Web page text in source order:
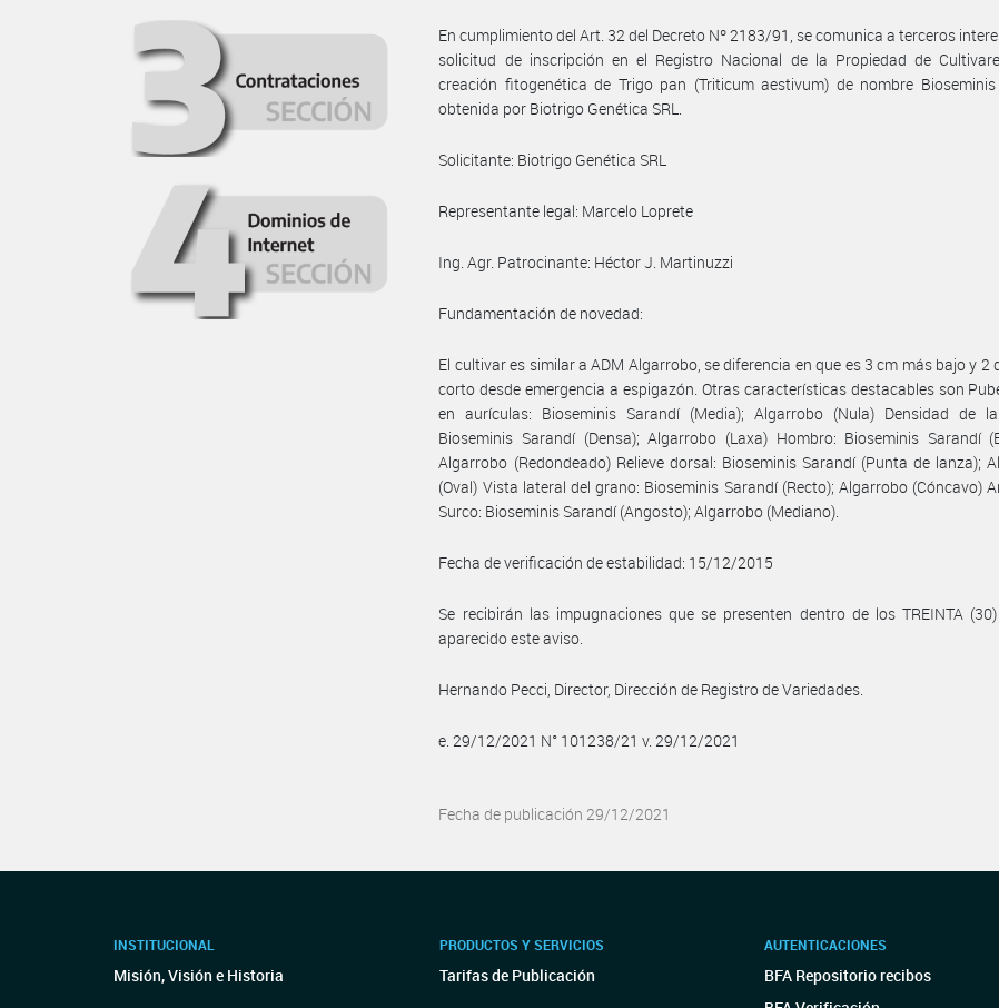
En cumplimiento del Art. 32 del Decreto Nº 2183/91, se comunica a terceros
solicitud de inscripción en el Registro Nacional de la Propiedad de
creación fitogenética de Trigo pan (Triticum aestivum) de nombre
obtenida por Biotrigo Genética SRL.
Solicitante: Biotrigo Genética SRL
Representante legal: Marcelo Loprete
Ing. Agr. Patrocinante: Héctor J. Martinuzzi
Fundamentación de novedad:
El cultivar es similar a ADM Algarrobo, se diferencia en que es 3 cm más bajo y 2
corto desde emergencia a espigazón. Otras características destacables son
en aurículas: Bioseminis Sarandí (Media); Algarrobo (Nula) Densidad de
Bioseminis Sarandí (Densa); Algarrobo (Laxa) Hombro: Bioseminis Sarandí
Algarrobo (Redondeado) Relieve dorsal: Bioseminis Sarandí (Punta de lanza);
(Oval) Vista lateral del grano: Bioseminis Sarandí (Recto); Algarrobo (Cóncavo)
Surco: Bioseminis Sarandí (Angosto); Algarrobo (Mediano).
Fecha de verificación de estabilidad: 15/12/2015
Se recibirán las impugnaciones que se presenten dentro de los TREINTA
aparecido este aviso.
Hernando Pecci, Director, Dirección de Registro de Variedades.
e. 29/12/2021 N° 101238/21 v. 29/12/2021
Fecha de publicación 29/12/2021
INSTITUCIONAL
Misión, Visión e Historia
PRODUCTOS Y SERVICIOS
Tarifas de Publicación
AUTENTICACIONES
BFA Repositorio recibos